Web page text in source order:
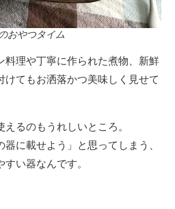
おやつタイム
料理や丁寧に作られた煮物、新鮮
けてもお洒落かつ美味しく見せて
るのもうれしいところ。
に載せよう」と思ってしまう、
い器なんです。